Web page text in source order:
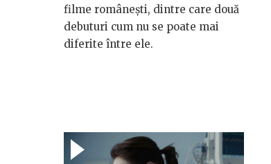
filme românești, dintre care două
debuturi cum nu se poate mai
diferite între ele.